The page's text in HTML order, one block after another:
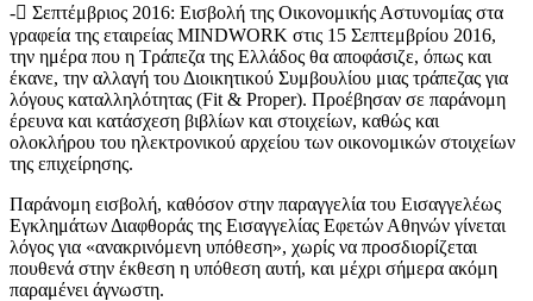
- Σεπτέμβριος 2016: Εισβολή της Οικονομικής Αστυνομίας στα
γραφεία της εταιρείας MINDWORK στις 15 Σεπτεμβρίου 2016,
την ημέρα που η Τράπεζα της Ελλάδος θα αποφάσιζε, όπως και
έκανε, την αλλαγή του Διοικητικού Συμβουλίου μιας τράπεζας για
λόγους καταλληλότητας (Fit & Proper). Προέβησαν σε παράνομη
έρευνα και κατάσχεση βιβλίων και στοιχείων, καθώς και
ολοκλήρου του ηλεκτρονικού αρχείου των οικονομικών στοιχείων
της επιχείρησης.
Παράνομη εισβολή, καθόσον στην παραγγελία του Εισαγγελέως
Εγκλημάτων Διαφθοράς της Εισαγγελίας Εφετών Αθηνών γίνεται
λόγος για «ανακρινόμενη υπόθεση», χωρίς να προσδιορίζεται
πουθενά στην έκθεση η υπόθεση αυτή, και μέχρι σήμερα ακόμη
παραμένει άγνωστη.